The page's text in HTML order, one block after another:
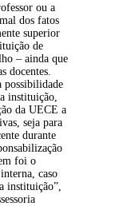
ou a
dos fatos
superior
de
– ainda que
docentes.
possibilidade
instituição,
da UECE a
seja para
durante
foi o
caso
instituição”,